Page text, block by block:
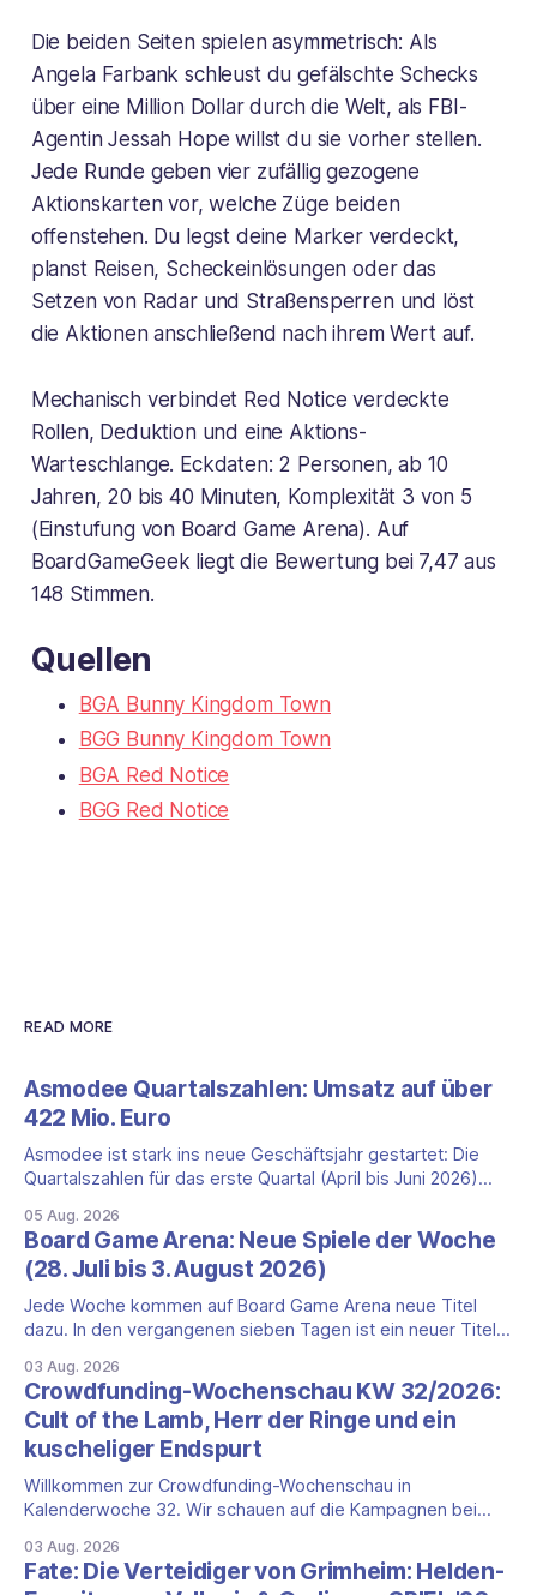
Die beiden Seiten spielen asymmetrisch: Als
Angela Farbank schleust du gefälschte Schecks
über eine Million Dollar durch die Welt, als FBI-
Agentin Jessah Hope willst du sie vorher stellen.
Jede Runde geben vier zufällig gezogene
Aktionskarten vor, welche Züge beiden
offenstehen. Du legst deine Marker verdeckt,
planst Reisen, Scheckeinlösungen oder das
Setzen von Radar und Straßensperren und löst
die Aktionen anschließend nach ihrem Wert auf.
Mechanisch verbindet Red Notice verdeckte
Rollen, Deduktion und eine Aktions-
Warteschlange. Eckdaten: 2 Personen, ab 10
Jahren, 20 bis 40 Minuten, Komplexität 3 von 5
(Einstufung von Board Game Arena). Auf
BoardGameGeek liegt die Bewertung bei 7,47 aus
148 Stimmen.
Quellen
BGA Bunny Kingdom Town
BGG Bunny Kingdom Town
BGA Red Notice
BGG Red Notice
READ MORE
Asmodee Quartalszahlen: Umsatz auf über
422 Mio. Euro
Asmodee ist stark ins neue Geschäftsjahr gestartet: Die
Quartalszahlen für das erste Quartal (April bis Juni 2026)
Prozent auf 422,1 Millionen Euro. Getragen wird das
Wachstum weiter von den Sammelkartenspielen, doch
erstmals seit Monaten zeigt auch das klassische
Brettspielgeschäft wieder
05 Aug. 2026
Board Game Arena: Neue Spiele der Woche
(28. Juli bis 3. August 2026)
Jede Woche kommen auf Board Game Arena neue Titel
dazu. In den vergangenen sieben Tagen ist ein neuer Titel
bekanntesten kooperativen Zombiespiele. Wir stellen dir
den Neuzugang mit seinen Eckdaten vor. Zombicide: 2nd
Edition: kooperatives Überleben gegen Zombiehorden Mit
Zombicide: 2nd
03 Aug. 2026
Crowdfunding-Wochenschau KW 32/2026:
Cult of the Lamb, Herr der Ringe und ein
kuscheliger Endspurt
Willkommen zur Crowdfunding-Wochenschau in
Kalenderwoche 32. Wir schauen auf die Kampagnen bei
gestartet sind, kurz vor dem Ende stehen oder aus anderen
Gründen einen Blick wert sind. Diese Woche dominieren
03 Aug. 2026
Fate: Die Verteidiger von Grimheim: Helden-